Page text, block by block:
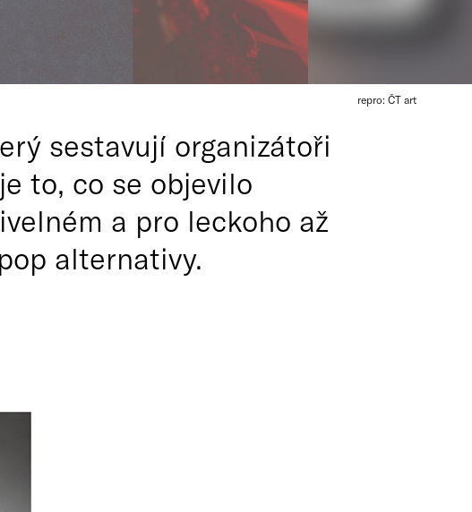
repro: ČT art
sestavují organizátoři
to, co se objevilo
a pro leckoho až
alternativy.